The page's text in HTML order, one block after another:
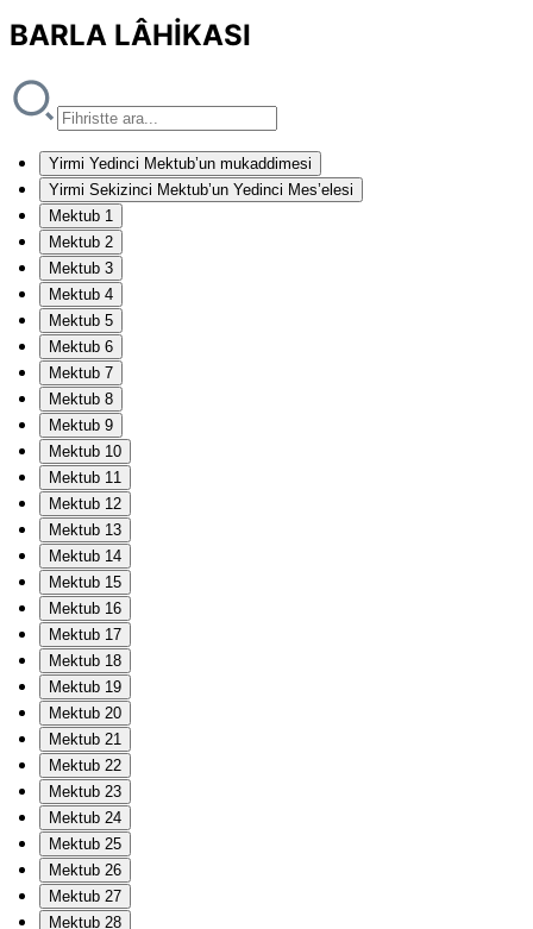
BARLA LÂHİKASI
Yirmi Yedinci Mektub’un mukaddimesi
Yirmi Sekizinci Mektub’un Yedinci Mes’elesi
Mektub 1
Mektub 2
Mektub 3
Mektub 4
Mektub 5
Mektub 6
Mektub 7
Mektub 8
Mektub 9
Mektub 10
Mektub 11
Mektub 12
Mektub 13
Mektub 14
Mektub 15
Mektub 16
Mektub 17
Mektub 18
Mektub 19
Mektub 20
Mektub 21
Mektub 22
Mektub 23
Mektub 24
Mektub 25
Mektub 26
Mektub 27
Mektub 28